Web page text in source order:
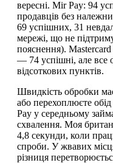
вересні. Mir Pay: 94
продавців без
69 успішних, 31
мережі, що не
пояснення).
— 74 успішні, але все
відсоткових пунктів.
Швидкість обробки
або перехоплюєте
Pay у середньому
схвалення. Моя
4,8 секунди, коли
спроби. У жвавих
різниця